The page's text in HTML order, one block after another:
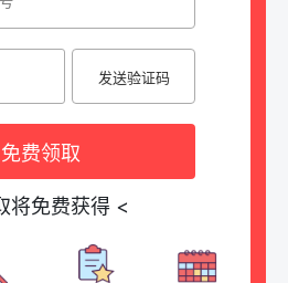
发送验证码
免费领取
将免费获得 <